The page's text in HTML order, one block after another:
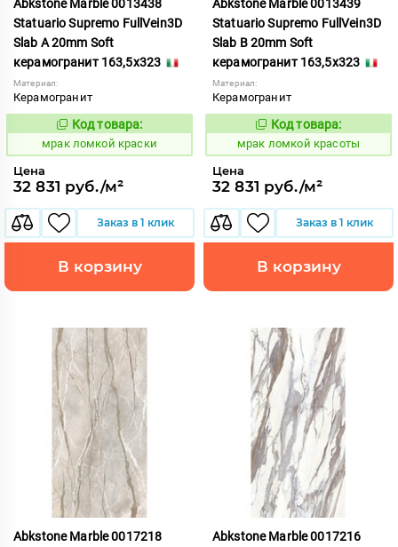
Abkstone Marble 0013438
Statuario Supremo FullVein3D
Slab A 20mm Soft
керамогранит 163,5x323
Материал:
Керамогранит
1052914
Код товара:
мрак ломкой краски
Цена
32 831 руб./м²
Заказ в 1 клик
В корзину
Abkstone Marble 0013439
Statuario Supremo FullVein3D
Slab B 20mm Soft
керамогранит 163,5x323
Материал:
Керамогранит
1052915
Код товара:
мрак ломкой красоты
Цена
32 831 руб./м²
Заказ в 1 клик
В корзину
Abkstone Marble 0017218
Abkstone Marble 0017216